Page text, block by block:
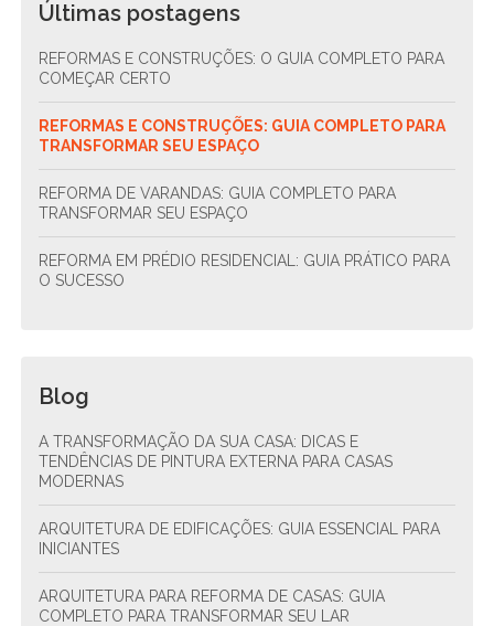
Últimas postagens
REFORMAS E CONSTRUÇÕES: O GUIA COMPLETO PARA
COMEÇAR CERTO
REFORMAS E CONSTRUÇÕES: GUIA COMPLETO PARA
TRANSFORMAR SEU ESPAÇO
REFORMA DE VARANDAS: GUIA COMPLETO PARA
TRANSFORMAR SEU ESPAÇO
REFORMA EM PRÉDIO RESIDENCIAL: GUIA PRÁTICO PARA
O SUCESSO
Blog
A TRANSFORMAÇÃO DA SUA CASA: DICAS E
TENDÊNCIAS DE PINTURA EXTERNA PARA CASAS
MODERNAS
ARQUITETURA DE EDIFICAÇÕES: GUIA ESSENCIAL PARA
INICIANTES
ARQUITETURA PARA REFORMA DE CASAS: GUIA
COMPLETO PARA TRANSFORMAR SEU LAR